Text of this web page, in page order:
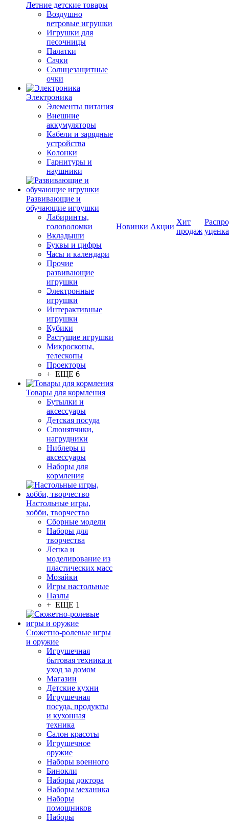
Летние детские товары
Воздушно
ветровые игрушки
Игрушки для
песочницы
Палатки
Сачки
Солнцезащитные
очки
Электроника
Элементы питания
Внешние
аккумуляторы
Кабели и зарядные
устройства
Колонки
Гарнитуры и
наушники
Развивающие и
обучающие игрушки
Лабиринты,
головоломки
Вкладыши
Буквы и цифры
Часы и календари
Прочие
развивающие
игрушки
Электронные
игрушки
Интерактивные
игрушки
Кубики
Растущие игрушки
Микроскопы,
телескопы
Проекторы
+ ЕЩЕ 6
Товары для кормления
Бутылки и
аксессуары
Детская посуда
Слюнявчики,
нагрудники
Ниблеры и
аксессуары
Наборы для
кормления
Настольные игры,
хобби, творчество
Сборные модели
Наборы для
творчества
Лепка и
моделирование из
пластических масс
Мозайки
Игры настольные
Пазлы
+ ЕЩЕ 1
Сюжетно-ролевые игры
и оружие
Игрушечная
бытовая техника и
уход за домом
Магазин
Детские кухни
Игрушечная
посуда, продукты
и кухонная
техника
Салон красоты
Игрушечное
оружие
Наборы военного
Бинокли
Наборы доктора
Наборы механика
Наборы
помощников
Наборы
Новинки Акции
Хит
продаж уценка